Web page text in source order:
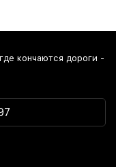
кончаются дороги -